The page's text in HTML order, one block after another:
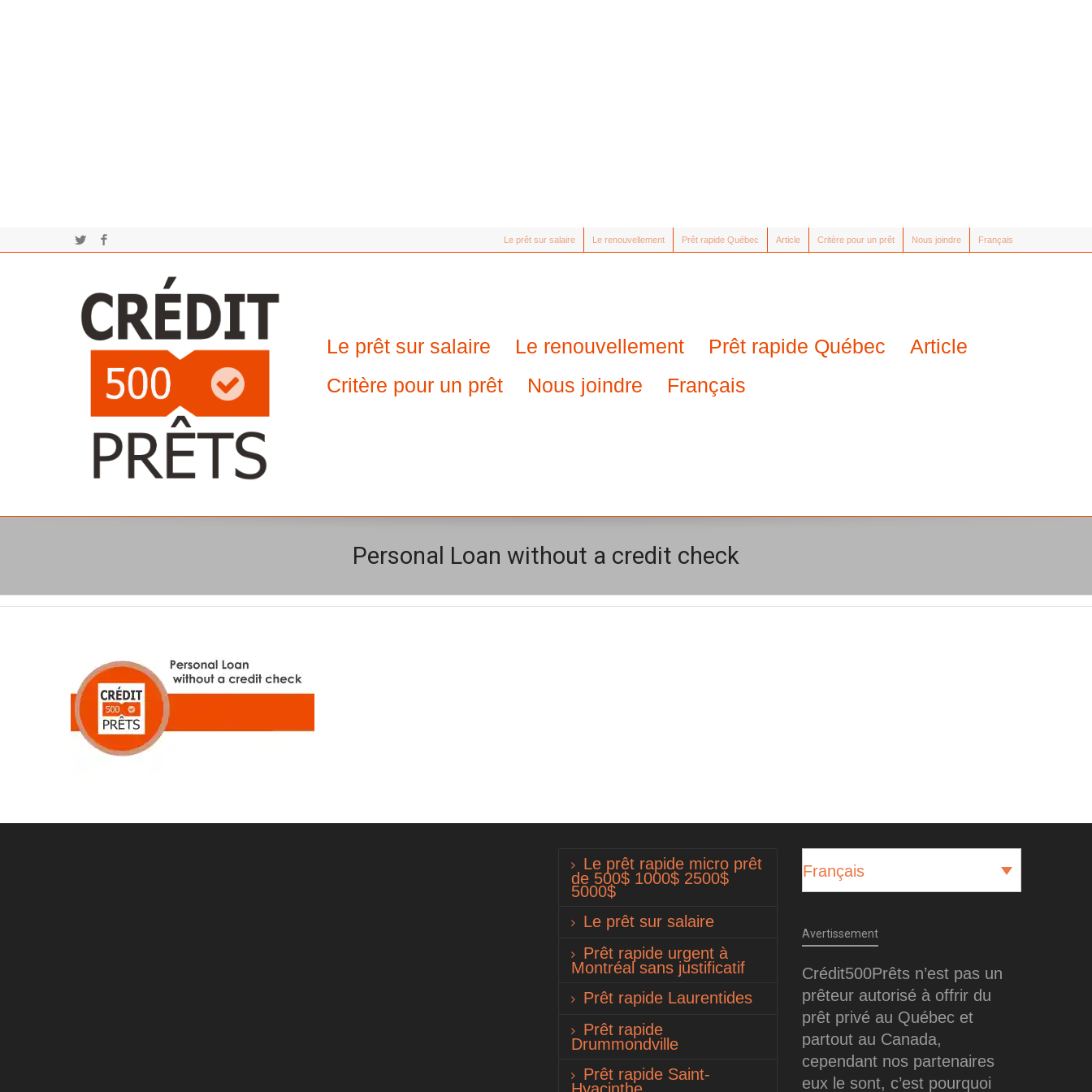
Le prêt sur salaire Le renouvellement Prêt rapide Québec Article Critère pour un prêt Nous joindre Français
Twitter
Le prêt sur salaire Le renouvellement Prêt rapide Québec
Article
Critère pour un prêt
Nous joindre Français
Personal Loan without a credit check
Le prêt rapide micro prêt
de 500$ 1000$ 2500$
5000$
Le prêt sur salaire
Prêt rapide urgent à
Montréal sans justificatif
Prêt rapide Laurentides
Prêt rapide
Drummondville
Prêt rapide Saint-
Français
Avertissement
Crédit500Prêts n’est pas un
prêteur autorisé à offrir du
prêt privé au Québec et
partout au Canada,
cependant nos partenaires
eux le sont, c’est pourquoi